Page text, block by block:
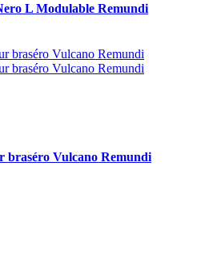
L Modulable Remundi
braséro Vulcano Remundi